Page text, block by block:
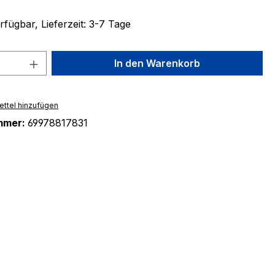
Lieferzeit: 3-7 Tage
Anzahl: Gib den gewünschten Wert
In den Warenkorb
hinzufügen
69978817831